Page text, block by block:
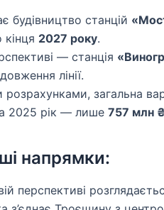
будівництво станцій
2027 року.
— станція
лінії.
розрахунками, загальна
2025 рік — лише 757 млн ₴
напрямки:
перспективі